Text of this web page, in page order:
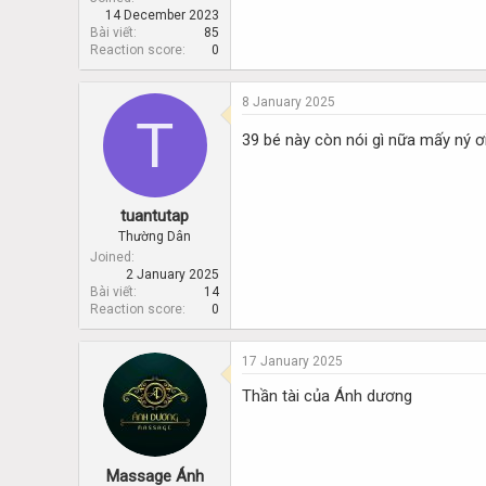
14 December 2023
Bài viết
85
Reaction score
0
T
tuantutap
Thường Dân
Joined
2 January 2025
Bài viết
14
Reaction score
0
8 January 2025
39 bé này còn nói gì nữa mấy ný
Massage Ánh
17 January 2025
Thần tài của Ánh dương